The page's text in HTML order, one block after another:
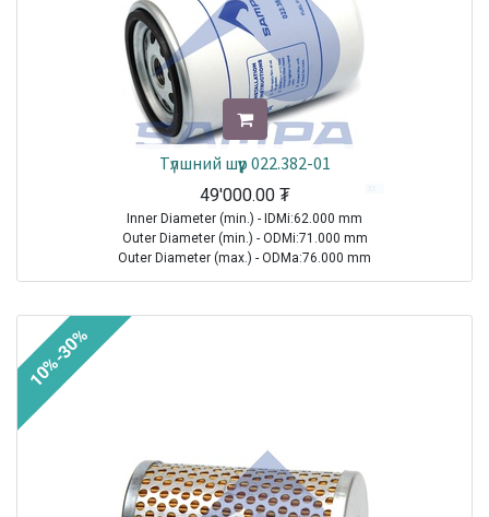
Түлшний шүүр 022.382-01
49'000.00₮
Inner Diameter (min.) - IDMi:62.000 mm
Outer Diameter (min.) - ODMi:71.000 mm
Outer Diameter (max.) - ODMa:76.000 mm
Height - H:124.000 mm
10%-30%